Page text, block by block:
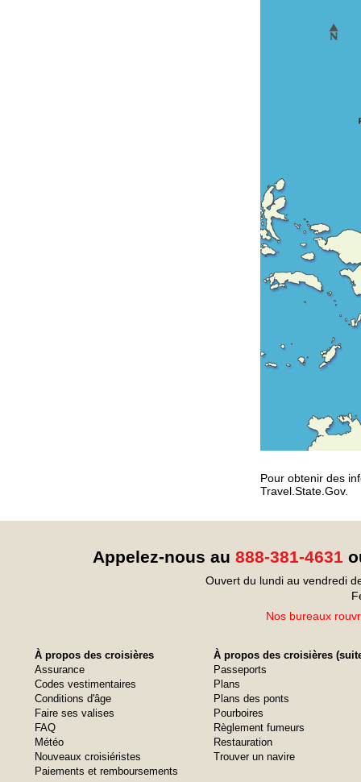
Pour obtenir des
Travel.State.Gov.
Appelez-nous au 888-381-4631
Ouvert du lundi au vendredi
Nos bureaux
À propos des croisières
Assurance
Codes vestimentaires
Conditions d'âge
Faire ses valises
FAQ
Météo
Nouveaux croisiéristes
Paiements et remboursements
À propos des croisières
Passeports
Plans
Plans des ponts
Pourboires
Règlement fumeurs
Restauration
Trouver un navire